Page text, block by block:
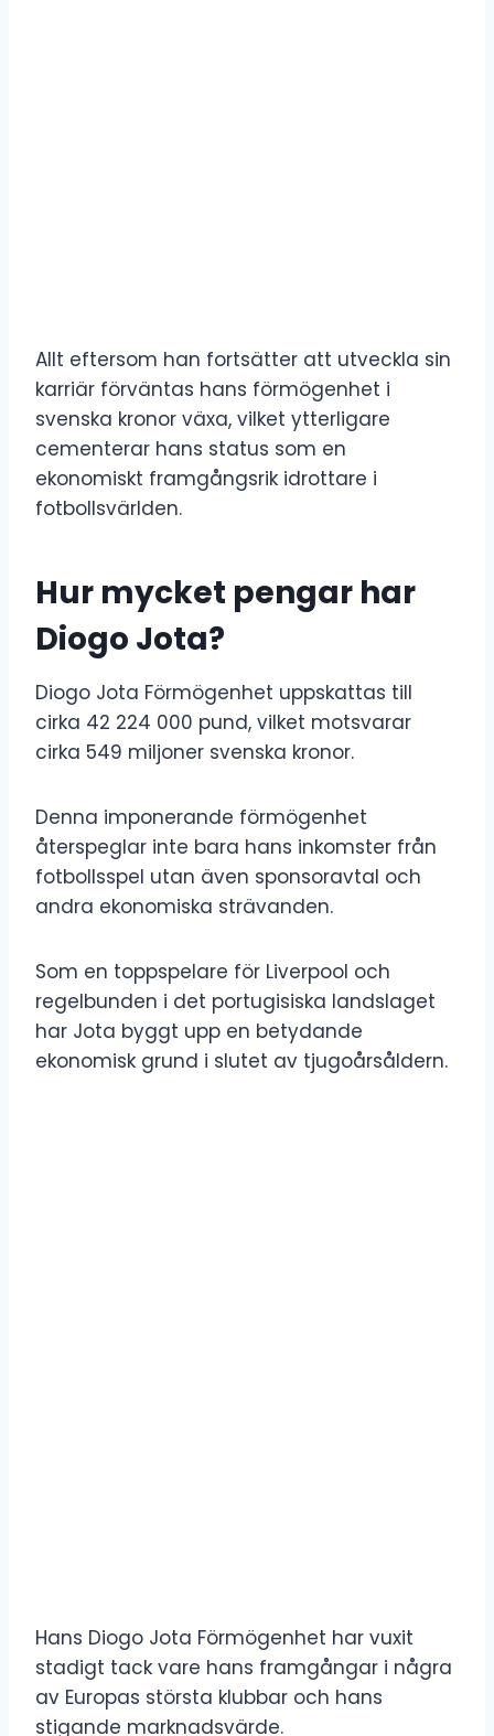
Allt eftersom han fortsätter att utveckla sin
karriär förväntas hans förmögenhet i
svenska kronor växa, vilket ytterligare
cementerar hans status som en
ekonomiskt framgångsrik idrottare i
fotbollsvärlden.
Hur mycket pengar har
Diogo Jota?
Diogo Jota Förmögenhet uppskattas till
cirka 42 224 000 pund, vilket motsvarar
cirka 549 miljoner svenska kronor.
Denna imponerande förmögenhet
återspeglar inte bara hans inkomster från
fotbollsspel utan även sponsoravtal och
andra ekonomiska strävanden.
Som en toppspelare för Liverpool och
regelbunden i det portugisiska landslaget
har Jota byggt upp en betydande
ekonomisk grund i slutet av tjugoårsåldern.
Hans Diogo Jota Förmögenhet har vuxit
stadigt tack vare hans framgångar i några
av Europas största klubbar och hans
stigande marknadsvärde.